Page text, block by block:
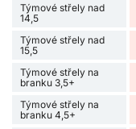
Týmové střely nad
14,5
Týmové střely nad
15,5
Týmové střely na
branku 3,5+
Týmové střely na
branku 4,5+